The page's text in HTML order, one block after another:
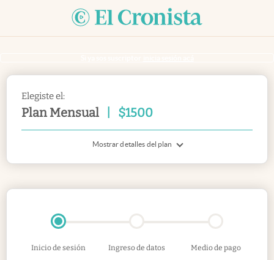
Elegiste el:
Plan Mensual $1500
Mostrar detalles del plan
Inicio de sesión Ingreso de datos Medio de pago